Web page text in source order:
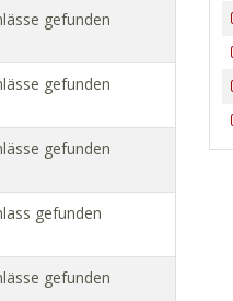
gefunden
gefunden
gefunden
gefunden
gefunden